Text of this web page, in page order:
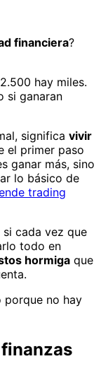
financiera?
hay miles.
si ganaran
significa vivir
el primer paso
ganar más, sino
lo básico de
trading
cada vez que
todo en
hormiga que
no hay